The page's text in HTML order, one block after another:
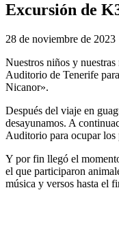
Excursión de
28 de noviembre de 2023
Nuestros niños y
Auditorio de Tenerife
Nicanor».
Después del viaje en
desayunamos. A
Auditorio para ocupar los
Y por fin llegó el
el que participaron
música y versos hasta el